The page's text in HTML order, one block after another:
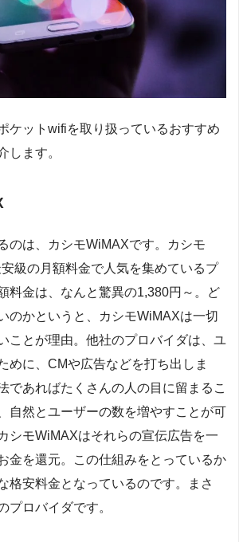
ケットwifiを取り扱っているおすすめ
します。
のは、カシモWiMAXです。カシモ
級の月額料金で人気を集めているプ
料金は、なんと驚異の1,380円～。ど
のかというと、カシモWiMAXは一切
ことが理由。他社のプロバイダは、ユ
めに、CMや広告などを打ち出しま
であればたくさんの人の目に留まるこ
自然とユーザーの数を増やすことが可
シモWiMAXはそれらの宣伝広告を一
金を還元。この仕組みをとっているか
格安料金となっているのです。まさ
プロバイダです。